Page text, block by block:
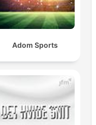
Adom Sports